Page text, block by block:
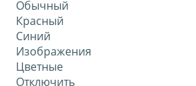
Обычный
Красный
Синий
Изображения
Цветные
Отключить